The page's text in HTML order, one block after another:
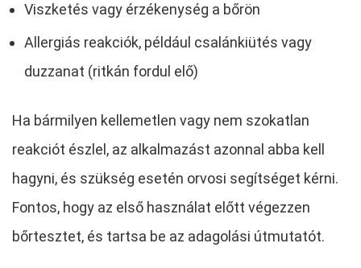
Viszketés vagy érzékenység a bőrön
Allergiás reakciók, például csalánkiütés vagy
duzzanat (ritkán fordul elő)
Ha bármilyen kellemetlen vagy nem szokatlan
reakciót észlel, az alkalmazást azonnal abba kell
hagyni, és szükség esetén orvosi segítséget kérni.
Fontos, hogy az első használat előtt végezzen
bőrtesztet, és tartsa be az adagolási útmutatót.